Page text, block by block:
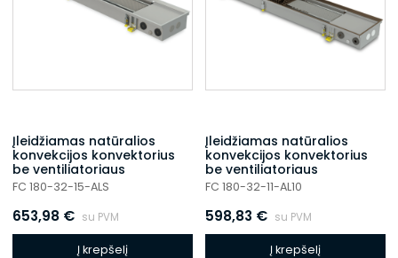
Įleidžiamas natūralios
konvekcijos konvektorius
be ventiliatoriaus
FC 180-32-15-ALS
653,98 € su PVM
Į krepšelį
Įleidžiamas natūralios
konvekcijos konvektorius
be ventiliatoriaus
FC 180-32-11-AL10
598,83 € su PVM
Į krepšelį